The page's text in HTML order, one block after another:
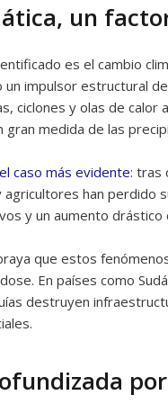
un
es el cambio
un impulsor estructural
ciclones y olas de
medida de las
caso más evidente: tras
han perdido
y un aumento
que estos
En países como
destruyen